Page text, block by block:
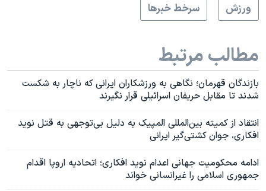
ورزش
سرخط خبرها
مطالب مرتبط
بازندگان قهرمان؛ نگاهی به ورزشکاران ایرانی که ناچار به شکست
شدند تا مقابل حریفان اسرائیلی قرار نگیرند
انتقاد از کمیته بین‌المللی المپیک به دلیل بی‌‌توجهی‌ به قتل نوید
افکاری، جوان کشتی‌گیر ایرانی
ادامه محکومیت جهانی اعدام نوید افکاری؛ اتحادیه اروپا اقدام
جمهوری اسلامی را غیرانسانی خواند